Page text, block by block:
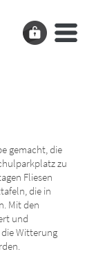
gemacht, die
zu
Fliesen
die in
Mit den
und
Witterung